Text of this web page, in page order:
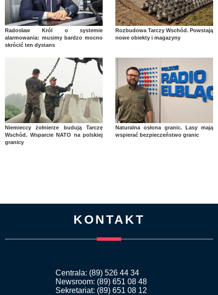
Radosław Król o systemie
alarmowania: musimy bardzo mocno
skrócić ten dystans
Rozbudowa Tarczy Wschód. Powstają
nowe obiekty i magazyny
Niemieccy żołnierze budują Tarczę
Wschód. Wsparcie NATO na polskiej
granicy
Naturalna osłona granic. Lasy mają
wspierać bezpieczeństwo granic
KONTAKT
Centrala: (89) 526 44 34
Newsroom: (89) 651 08 48
Sekretariat: (89) 651 08 12